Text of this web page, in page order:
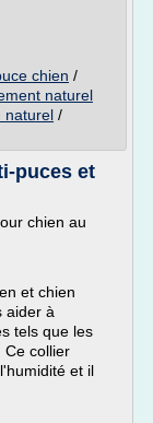
chien /
naturel
naturel /
puces et
chien au
et chien
aider à
tels que les
Ce collier
et il